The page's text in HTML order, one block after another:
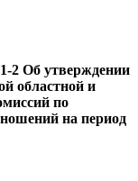
2 Об утверждении
областной и
по
на период